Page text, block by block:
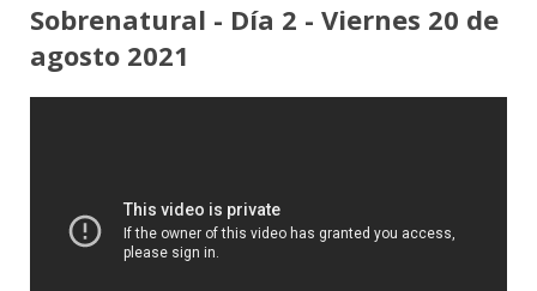
Sobrenatural - Día 2 - Viernes 20 de
agosto 2021